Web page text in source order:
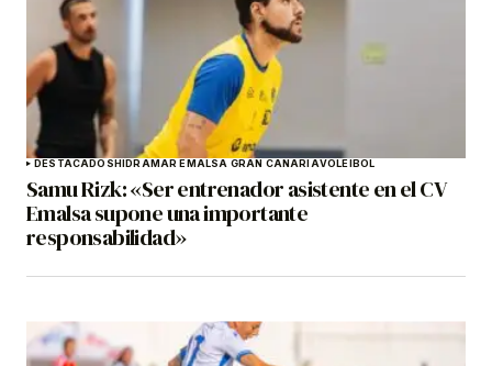
DESTACADOS HIDRAMAR EMALSA GRAN CANARIAVOLEIBOL
Samu Rizk: «Ser entrenador asistente en el CV
Emalsa supone una importante
responsabilidad»